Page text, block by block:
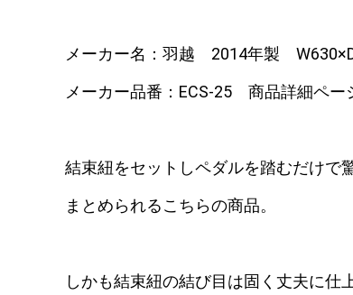
メーカー名：羽越 2014年製
メーカー品番：ECS-25 商品詳細ペー
結束紐をセットしペダルを踏むだけで
まとめられるこちらの商品。
しかも結束紐の結び目は固く丈夫に仕